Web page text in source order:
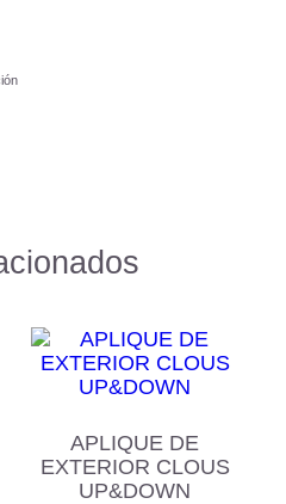
APLIQUE DE
EXTERIOR CLOUS
UP&DOWN